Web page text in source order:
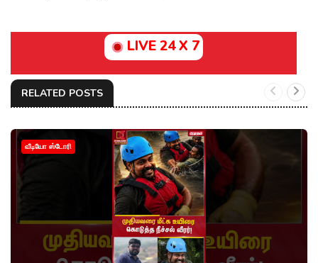
LIVE 24 X 7
RELATED POSTS
வீடியோ ஸ்டோரி